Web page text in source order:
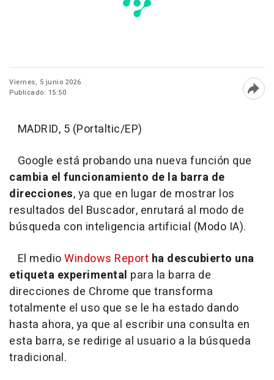
Viernes, 5 junio 2026
Publicado: 15:50
MADRID, 5 (Portaltic/EP)
Google está probando una nueva función que
cambia el funcionamiento de la barra de
direcciones, ya que en lugar de mostrar los
resultados del Buscador, enrutará al modo de
búsqueda con inteligencia artificial (Modo IA).
El medioWindows Report ha descubierto una
etiqueta experimental para la barra de
direcciones de Chrome que transforma
totalmente el uso que se le ha estado dando
hasta ahora, ya que al escribir una consulta en
esta barra, se redirige al usuario a la búsqueda
tradicional.